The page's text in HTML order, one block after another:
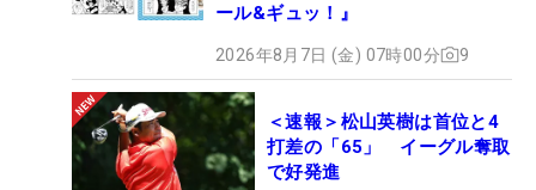
ール&ギュッ！』
2026年8月7日 (金) 07時00分 9
＜速報＞松山英樹は首位と4
打差の「65」 イーグル奪取
で好発進